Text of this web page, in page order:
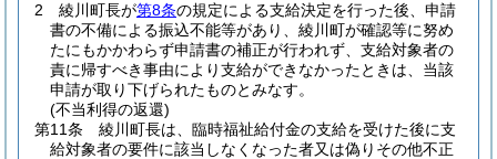
2
綾川町長が第8条の規定による支給決定を行った後、申請
書の不備による振込不能等があり、綾川町が確認等に努め
たにもかかわらず申請書の補正が行われず、支給対象者の
責に帰すべき事由により支給ができなかったときは、当該
申請が取り下げられたものとみなす。
(不当利得の返還)
第11条
綾川町長は、臨時福祉給付金の支給を受けた後に支
給対象者の要件に該当しなくなった者又は偽りその他不正